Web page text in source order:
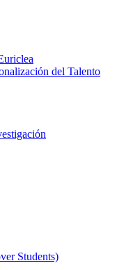
del Talento
Students)